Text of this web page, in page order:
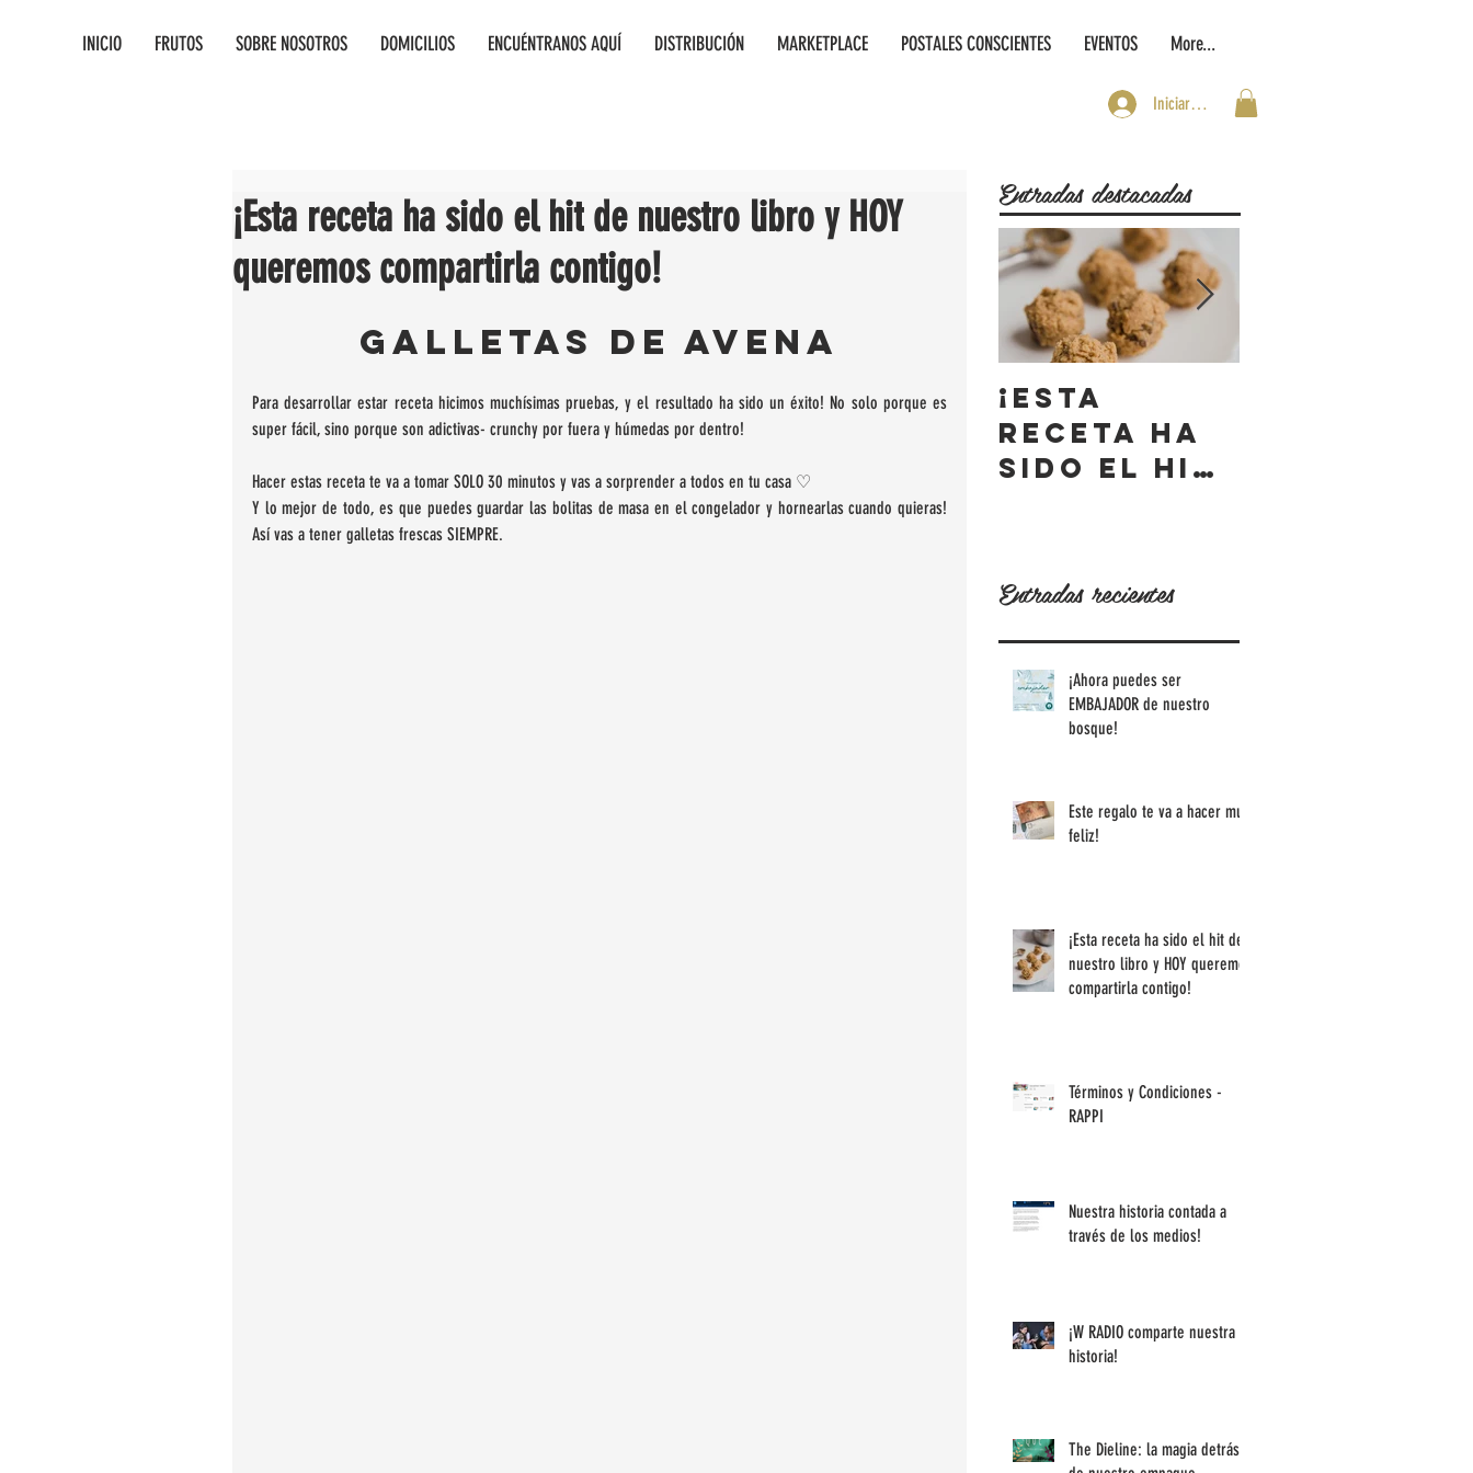
INICIO FRUTOS SOBRE NOSOTROS DOMICILIOS ENCUÉNTRANOS AQUÍ DISTRIBUCIÓN MARKETPLACE POSTALES CONSCIENTES EVENTOS More...
Iniciar sesión
¡Esta receta ha sido el hit de nuestro libro y HOY
queremos compartirla contigo!
GALLETAS DE AVENA
Para desarrollar estar receta hicimos muchísimas pruebas, y el resultado ha sido un éxito! No solo porque es
super fácil, sino porque son adictivas- crunchy por fuera y húmedas por dentro!
Hacer estas receta te va a tomar SOLO 30 minutos y vas a sorprender a todos en tu casa ♡
Y lo mejor de todo, es que puedes guardar las bolitas de masa en el congelador y hornearlas cuando quieras!
Así vas a tener galletas frescas SIEMPRE.
Entradas destacadas
¡Esta
receta ha
sido el hit
compartirl
a contigo!
Entradas recientes
¡Ahora puedes ser
EMBAJADOR de nuestro
bosque!
Este regalo te va a hacer muy
feliz!
¡Esta receta ha sido el hit de
nuestro libro y HOY queremos
compartirla contigo!
Términos y Condiciones -
RAPPI
Nuestra historia contada a
través de los medios!
¡W RADIO comparte nuestra
historia!
The Dieline: la magia detrás